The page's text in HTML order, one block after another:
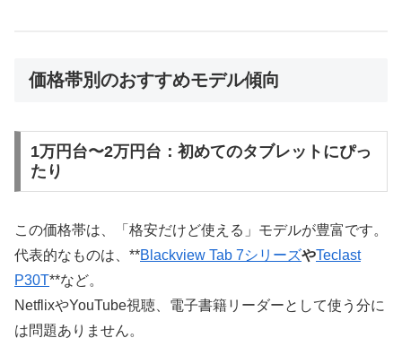
価格帯別のおすすめモデル傾向
1万円台〜2万円台：初めてのタブレットにぴっ
たり
この価格帯は、「格安だけど使える」モデルが豊富です。
代表的なものは、**Blackview Tab 7シリーズやTeclast
P30T**など。
NetflixやYouTube視聴、電子書籍リーダーとして使う分に
は問題ありません。